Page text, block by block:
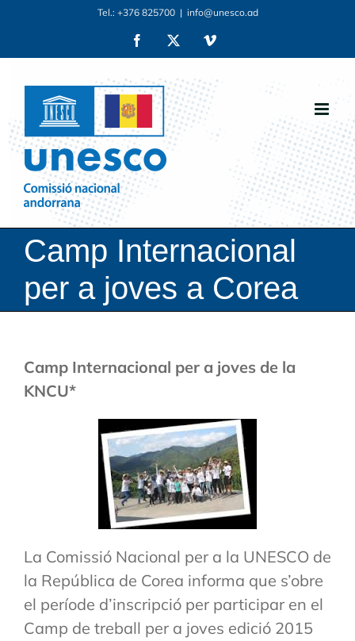
content
Tel.: +376 825700 | info@unesco.ad
Facebook Vimeo
Camp Internacional
per a joves a Corea
Camp Internacional per a joves de la
KNCU*
La Comissió Nacional per a la UNESCO de
la República de Corea informa que s’obre
el període d’inscripció per participar en el
Camp de treball per a joves edició 2015